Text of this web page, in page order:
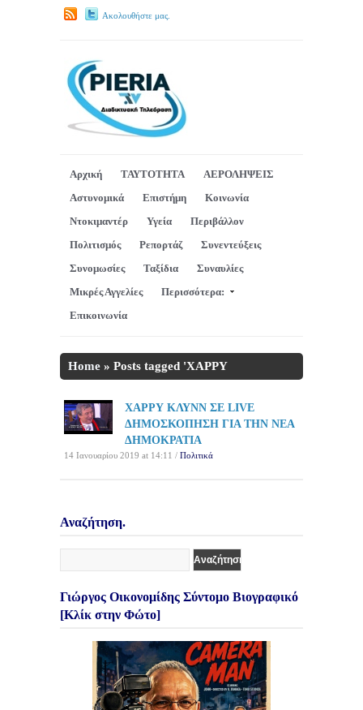
Ακολουθήστε μας.
Αρχική ΤΑΥΤΟΤΗΤΑ
ΑΕΡΟΛΗΨΕΙΣ
Αστυνομικά
Επιστήμη
Κοινωνία
Ντοκιμαντέρ
Υγεία
Περιβάλλον
Πολιτισμός
Ρεπορτάζ
Συνεντεύξεις
Συνομωσίες
Ταξίδια
Συναυλίες
Μικρές Αγγελίες
Περισσότερα:
Επικοινωνία
Home » Posts tagged 'ΧΑΡΡΥ
ΧΑΡΡΥ ΚΛΥΝΝ ΣΕ LIVE
ΔΗΜΟΣΚΟΠΗΣΗ ΓΙΑ ΤΗΝ ΝΕΑ
ΔΗΜΟΚΡΑΤΙΑ
14 Ιανουαρίου 2019 at 14:11 / Πολιτικά
Αναζήτηση.
Γιώργος Οικονομίδης Σύντομο Βιογραφικό
[Κλίκ στην Φώτο]